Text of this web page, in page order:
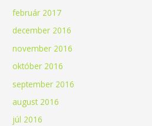
február 2017
december 2016
november 2016
október 2016
september 2016
august 2016
júl 2016